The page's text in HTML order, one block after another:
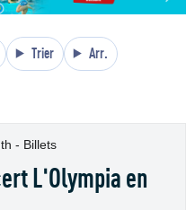
Trier Arr.
- Billets
L'Olympia en